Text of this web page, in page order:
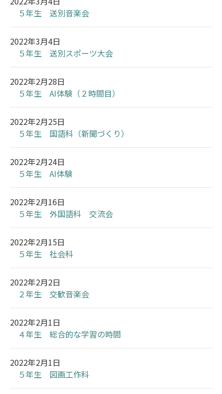
５年生 送別音楽会
2022年3月4日
５年生 送別スポーツ大会
2022年2月28日
５年生 AI体験（２時間目）
2022年2月25日
５年生 国語科（新聞づくり）
2022年2月24日
５年生 AI体験
2022年2月16日
５年生 外国語科 交流会
2022年2月15日
５年生 社会科
2022年2月2日
２年生 交歓音楽会
2022年2月1日
４年生 総合的な学習の時間
2022年2月1日
５年生 図画工作科